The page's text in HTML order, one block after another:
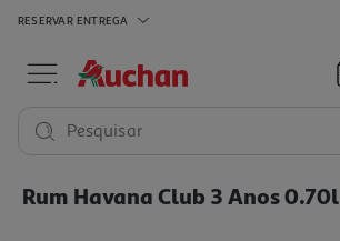
RESERVAR ENTREGA
Pesquisar
Rum Havana Club 3 Anos 0.70l